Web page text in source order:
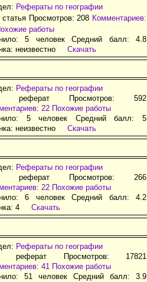
Рефераты по географии
статья Просмотров: 208 Комментариев:
работы
5 человек Средний балл: 4.8
неизвестно Скачать
Рефераты по географии
реферат Просмотров: 592
22 Похожие работы
5 человек Средний балл: 5
неизвестно Скачать
Рефераты по географии
реферат Просмотров: 266
22 Похожие работы
6 человек Средний балл: 4.2
4 Скачать
Рефераты по географии
реферат Просмотров: 17821
41 Похожие работы
51 человек Средний балл: 3.9